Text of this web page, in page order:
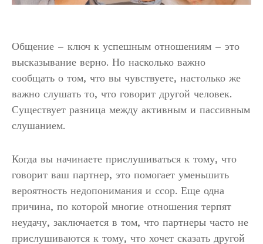
Общение – ключ к успешным отношениям – это
высказывание верно. Но насколько важно
сообщать о том, что вы чувствуете, настолько же
важно слушать то, что говорит другой человек.
Существует разница между активным и пассивным
слушанием.
Когда вы начинаете прислушиваться к тому, что
говорит ваш партнер, это помогает уменьшить
вероятность недопонимания и ссор. Еще одна
причина, по которой многие отношения терпят
неудачу, заключается в том, что партнеры часто не
прислушиваются к тому, что хочет сказать другой